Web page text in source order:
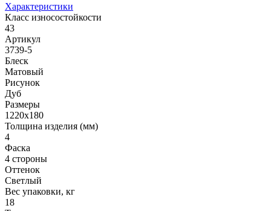
Характеристики
Класс износостойкости
43
Артикул
3739-5
Блеск
Матовый
Рисунок
Дуб
Размеры
1220x180
Толщина изделия (мм)
4
Фаска
4 стороны
Оттенок
Светлый
Вес упаковки, кг
18